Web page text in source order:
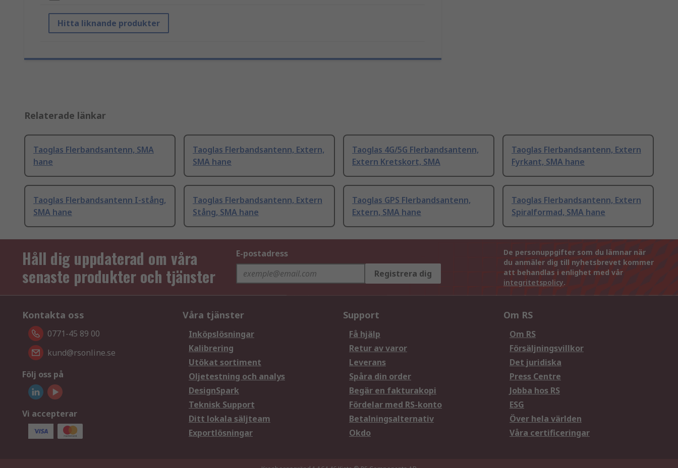
Hitta liknande produkter
Relaterade länkar
Taoglas Flerbandsantenn, SMA
hane
Taoglas Flerbandsantenn, Extern,
SMA hane
Taoglas 4G/5G Flerbandsantenn,
Extern Kretskort, SMA
Taoglas Flerbandsantenn, Extern
Fyrkant, SMA hane
Taoglas Flerbandsantenn I-stång,
SMA hane
Taoglas Flerbandsantenn, Extern
Stång, SMA hane
Taoglas GPS Flerbandsantenn,
Extern, SMA hane
Taoglas Flerbandsantenn, Extern
Spiralformad, SMA hane
Håll dig uppdaterad om våra
senaste produkter och tjänster
E-postadress
Registrera dig
De personuppgifter som du lämnar när
du anmäler dig till nyhetsbrevet kommer
att behandlas i enlighet med vår
integritetspolicy.
Kontakta oss
0771-45 89 00
kund@rsonline.se
Följ oss på
Vi accepterar
Våra tjänster
Inköpslösningar
Kalibrering
Utökat sortiment
Oljetestning och analys
DesignSpark
Teknisk Support
Ditt lokala säljteam
Exportlösningar
Support
Få hjälp
Retur av varor
Leverans
Spåra din order
Begär en fakturakopi
Fördelar med RS-konto
Betalningsalternativ
Okdo
Om RS
Om RS
Försäljningsvillkor
Det juridiska
Press Centre
Jobba hos RS
ESG
Över hela världen
Våra certificeringar